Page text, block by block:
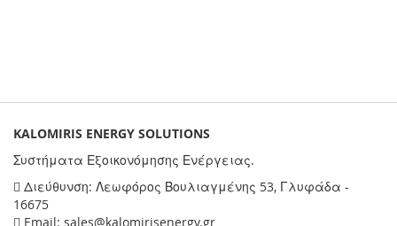
KALOMIRIS ENERGY SOLUTIONS
Συστήματα Εξοικονόμησης Ενέργειας.
Διεύθυνση: Λεωφόρος Βουλιαγμένης 53, Γλυφάδα -
16675
Email: sales@kalomirisenergy.gr